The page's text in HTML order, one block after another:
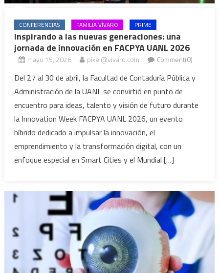
CONFERENCIAS FAMILIA VÍVARO PRIME
Inspirando a las nuevas generaciones: una
jornada de innovación en FACPYA UANL 2026
mayo 15, 2026 pixel@vivaro.com Comment(0)
Del 27 al 30 de abril, la Facultad de Contaduría Pública y
Administración de la UANL se convirtió en punto de
encuentro para ideas, talento y visión de futuro durante
la Innovation Week FACPYA UANL 2026, un evento
híbrido dedicado a impulsar la innovación, el
emprendimiento y la transformación digital, con un
enfoque especial en Smart Cities y el Mundial […]